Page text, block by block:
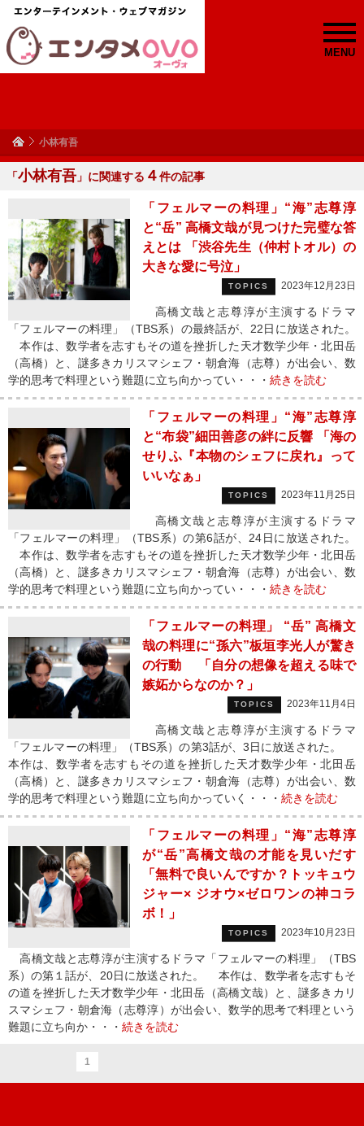
MENU
小林有吾
「小林有吾 」に関連する ４件の記事
「フェルマーの料理」“海”志尊淳
と“岳” 高橋文哉が見つけた完璧な答
えとは 「渋谷先生（仲村トオル）の
大きな愛に号泣」
TOPICS 2023年12月23日
高橋文哉と志尊淳が主演するドラマ
「フェルマーの料理」（TBS系）の最終話が、22日に放送された。
本作は、数学者を志すもその道を挫折した天才数学少年・北田岳
（高橋）と、謎多きカリスマシェフ・朝倉海（志尊）が出会い、数
学的思考で料理という難題に立ち向かってい・・・ 続きを読む
「フェルマーの料理」“海”志尊淳
と“布袋”細田善彦の絆に反響 「海の
せりふ『本物のシェフに戻れ』って
いいなぁ」
TOPICS 2023年11月25日
高橋文哉と志尊淳が主演するドラマ
「フェルマーの料理」（TBS系）の第6話が、24日に放送された。
本作は、数学者を志すもその道を挫折した天才数学少年・北田岳
（高橋）と、謎多きカリスマシェフ・朝倉海（志尊）が出会い、数
学的思考で料理という難題に立ち向かってい・・・ 続きを読む
「フェルマーの料理」 “岳” 高橋文
哉の料理に“孫六”板垣李光人が驚き
の行動 「自分の想像を超える味で
嫉妬からなのか？」
TOPICS 2023年11月4日
高橋文哉と志尊淳が主演するドラマ
「フェルマーの料理」（TBS系）の第3話が、3日に放送された。
本作は、数学者を志すもその道を挫折した天才数学少年・北田岳
（高橋）と、謎多きカリスマシェフ・朝倉海（志尊）が出会い、数
学的思考で料理という難題に立ち向かっていく・・・ 続きを読む
「フェルマーの料理」“海”志尊淳
が“岳”高橋文哉の才能を見いだす
「無料で良いんですか？トッキュウ
ジャー× ジオウ×ゼロワンの神コラ
ボ！」
TOPICS 2023年10月23日
高橋文哉と志尊淳が主演するドラマ「フェルマーの料理」（TBS
系）の第１話が、20日に放送された。 本作は、数学者を志すもそ
の道を挫折した天才数学少年・北田岳（高橋文哉）と、謎多きカリ
スマシェフ・朝倉海（志尊淳）が出会い、数学的思考で料理という
難題に立ち向か・・・ 続きを読む
1